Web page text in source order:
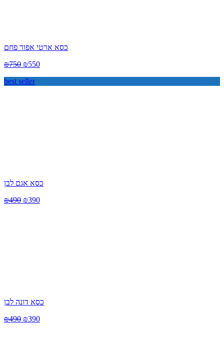
כסא ארטי אפור פחם
₪750 ₪550
best seller
כסא אגם לבן
₪490 ₪390
כסא דונה לבן
₪490 ₪390